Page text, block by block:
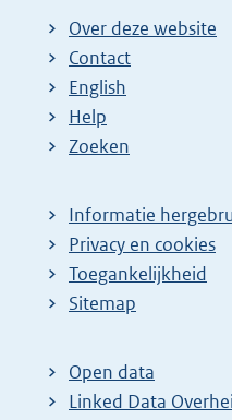
Over deze website
Contact
English
Help
Zoeken
Informatie
Privacy en cookies
Toegankelijkheid
Sitemap
Open data
Linked Data